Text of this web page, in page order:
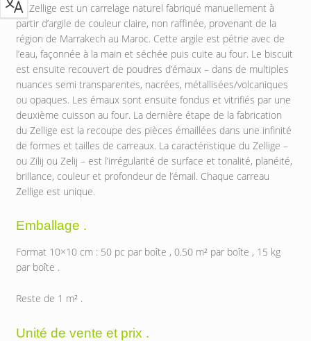
Le Zellige est un carrelage naturel fabriqué manuellement à
partir d’argile de couleur claire, non raffinée, provenant de la
région de Marrakech au Maroc. Cette argile est pétrie avec de
l’eau, façonnée à la main et séchée puis cuite au four. Le biscuit
est ensuite recouvert de poudres d’émaux – dans de multiples
nuances semi transparentes, nacrées, métallisées/volcaniques
ou opaques. Les émaux sont ensuite fondus et vitrifiés par une
deuxième cuisson au four. La dernière étape de la fabrication
du Zellige est la recoupe des pièces émaillées dans une infinité
de formes et tailles de carreaux. La caractéristique du Zellige –
ou Zilij ou Zelij – est l’irrégularité de surface et tonalité, planéité,
brillance, couleur et profondeur de l’émail. Chaque carreau
Zellige est unique.
Emballage .
Format 10×10 cm : 50 pc par boîte , 0.50 m² par boîte , 15 kg
par boîte .
Reste de 1 m² .
Unité de vente et prix .